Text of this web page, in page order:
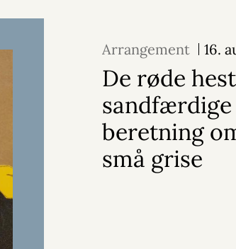
Arrangement 16.
De røde
sandfærdige
beretning
små grise